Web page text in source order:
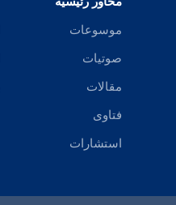
موسوعات
صوتيات
مقالات
فتاوى
استشارات